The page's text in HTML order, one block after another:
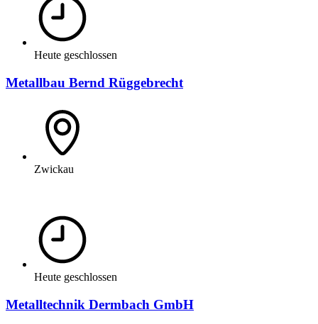
Heute geschlossen
Metallbau Bernd Rüggebrecht
Zwickau
Heute geschlossen
Metalltechnik Dermbach GmbH